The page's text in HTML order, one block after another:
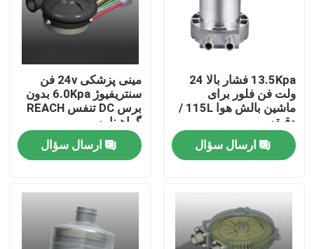
محصولات
13.5Kpa فشار بالا 24
ولت فن فلور برای
ماشین بالش هوا 115L /
دقیقه
ارسال سؤال
مینی پزشکی 24v فن
سنتریفیوژ 6.0Kpa بدون
برس DC تنفس REACH
گواهینامه
ارسال سؤال